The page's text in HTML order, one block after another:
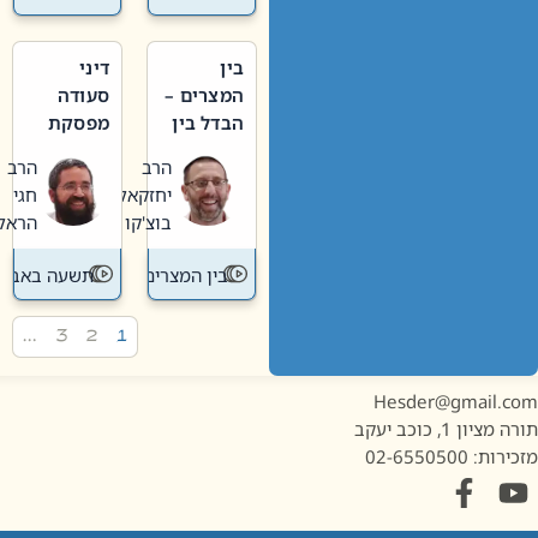
בין
המצרים –
הבדל בין
חדשה
לישנה
הרב
יחזקאל
בוצ'קו
בין המצרים
דיני
סעודה
מפסקת
תשעה
באב
הרב
חגי
הראל
תשעה באב
1, כוכב יעקב
02-6550500